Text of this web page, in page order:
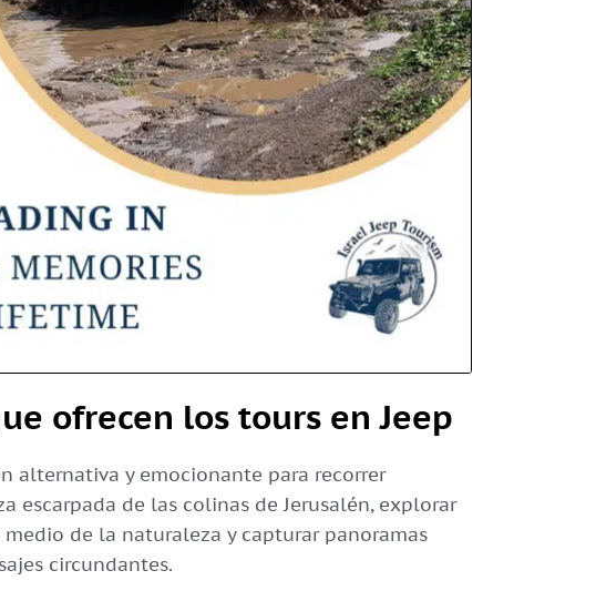
ofrecen los tours en Jeep
alternativa y emocionante para recorrer
escarpada de las colinas de Jerusalén, explorar
de la naturaleza y capturar panoramas
circundantes.